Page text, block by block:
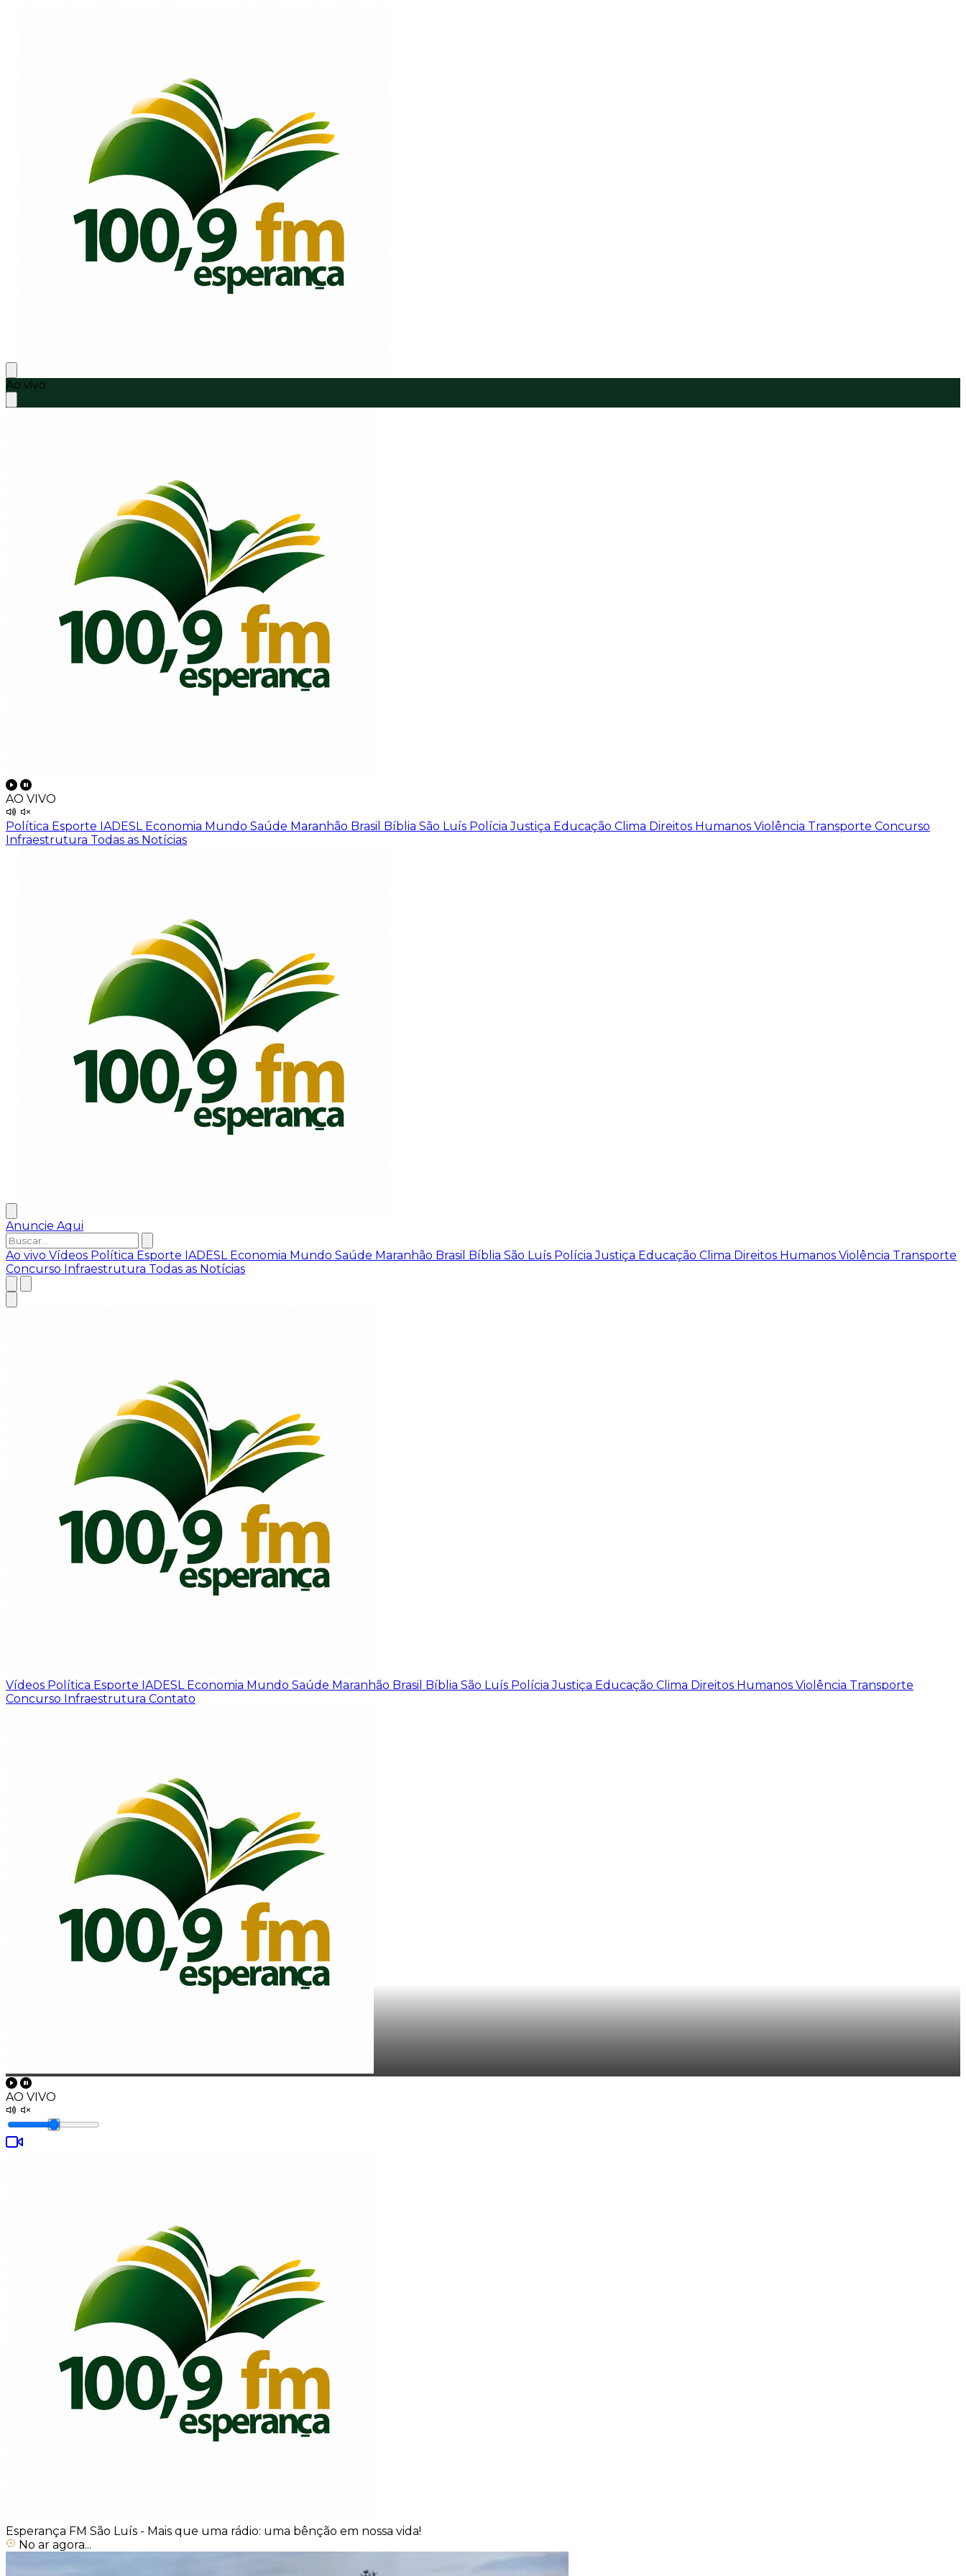
Ao vivo
AO VIVO
Política Esporte IADESL Economia Mundo Saúde Maranhão Brasil Bíblia São Luís PolíciaJustiça Educação Clima Direitos Humanos Violência Transporte Concurso
Infraestrutura Todas as Notícias
Anuncie Aqui
Ao vivo Vídeos Política Esporte IADESL Economia Mundo Saúde Maranhão Brasil Bíblia São Luís PolíciaJustiça Educação Clima Direitos Humanos Violência Transporte
Concurso Infraestrutura Todas as Notícias
Vídeos Política Esporte IADESL Economia Mundo Saúde Maranhão Brasil Bíblia São Luís PolíciaJustiça Educação Clima Direitos Humanos Violência Transporte
Concurso Infraestrutura Contato
AO VIVO
Esperança FM São Luís - Mais que uma rádio: uma bênção em nossa vida!
No ar agora...